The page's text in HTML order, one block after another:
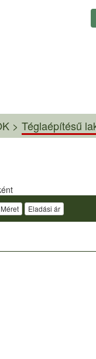
> Téglaépítésű
Méret Eladási ár